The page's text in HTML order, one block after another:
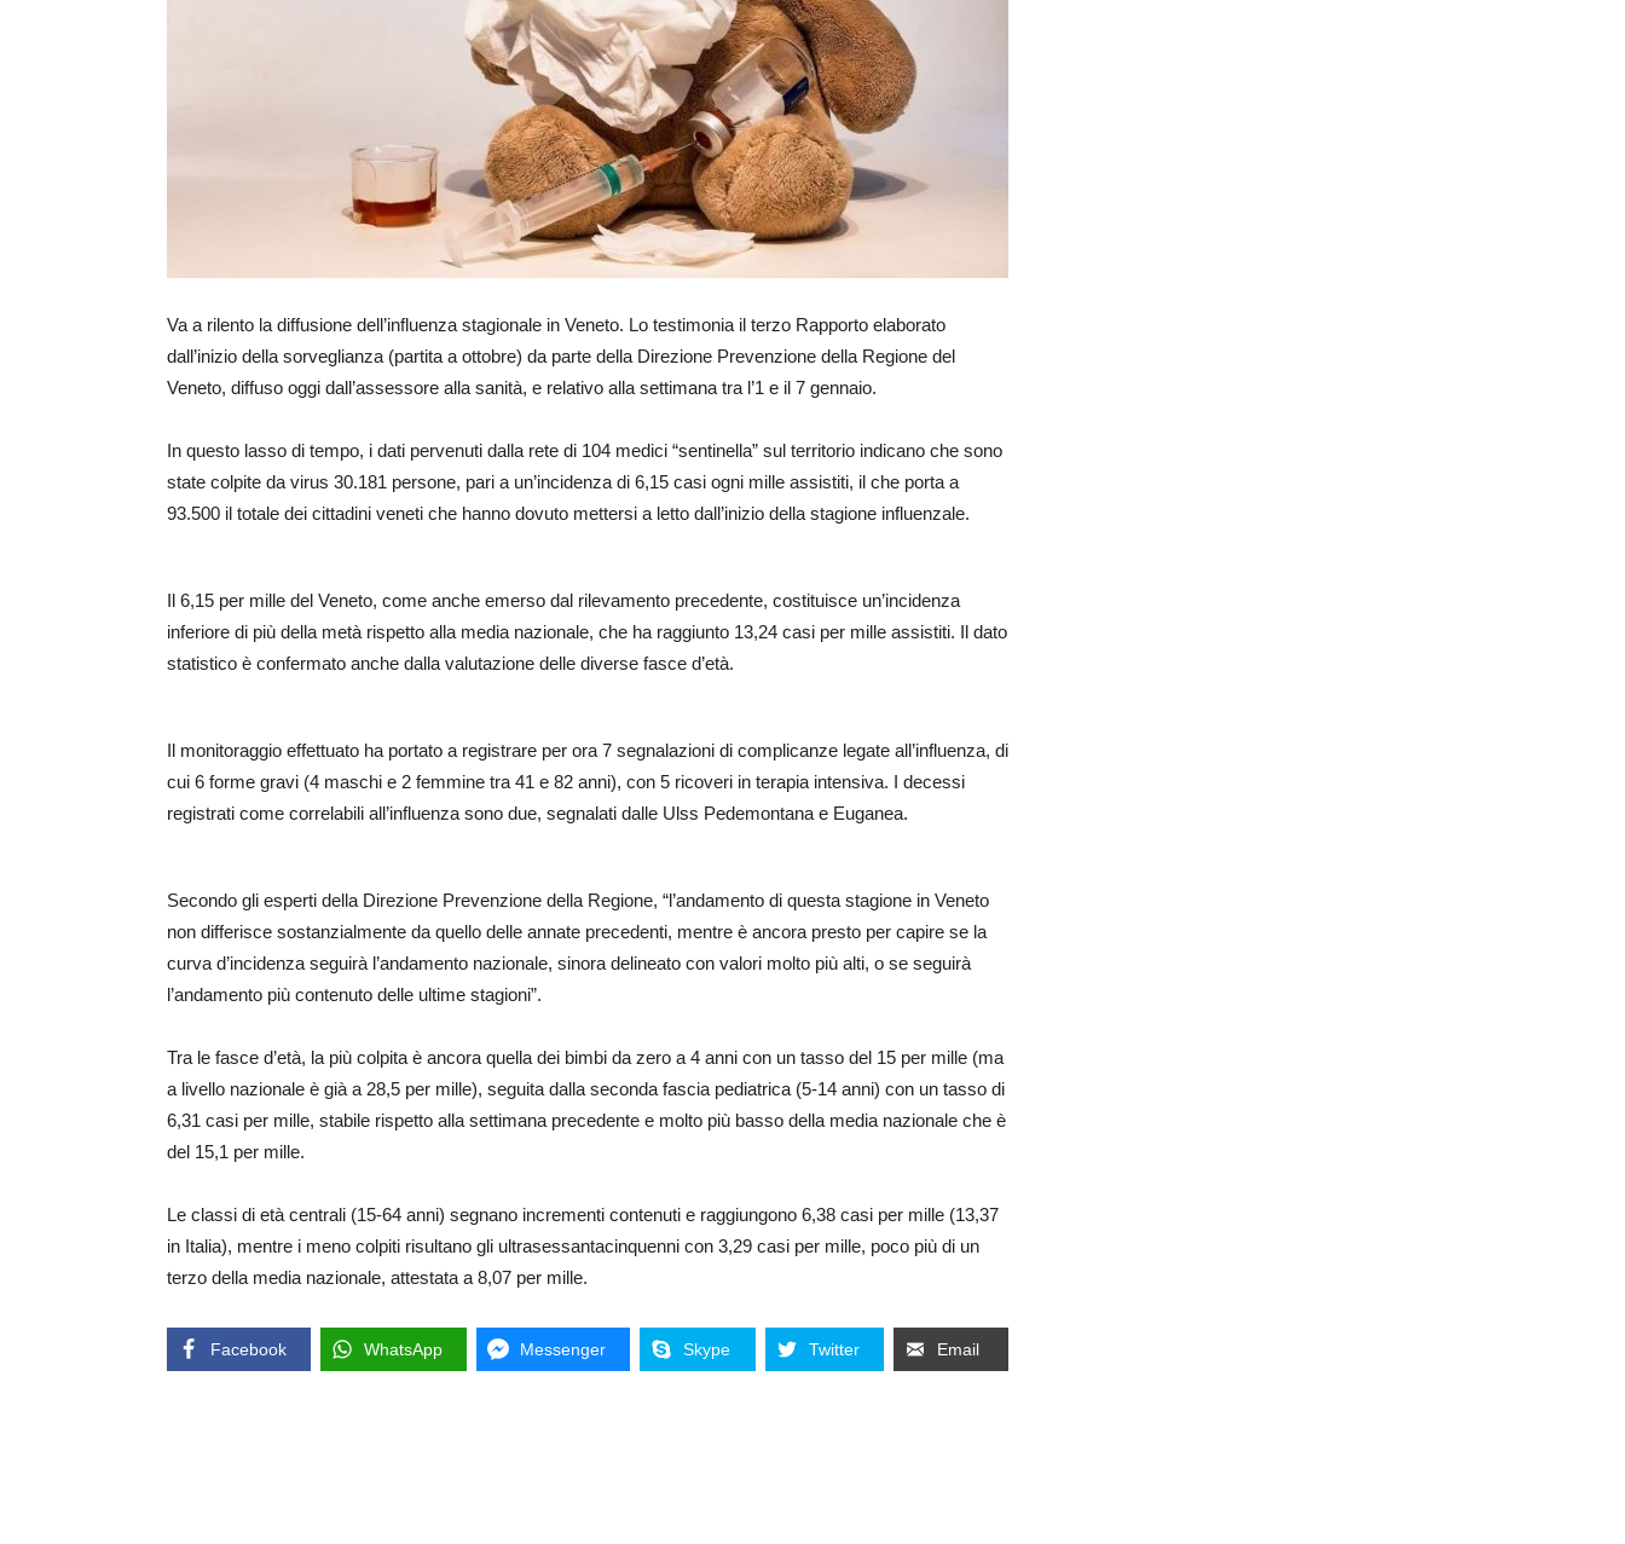
Va a rilento la diffusione dell’influenza stagionale in Veneto. Lo testimonia il terzo Rapporto elaborato
dall’inizio della sorveglianza (partita a ottobre) da parte della Direzione Prevenzione della Regione del
Veneto, diffuso oggi dall’assessore alla sanità, e relativo alla settimana tra l’1 e il 7 gennaio.
In questo lasso di tempo, i dati pervenuti dalla rete di 104 medici “sentinella” sul territorio indicano che sono
state colpite da virus 30.181 persone, pari a un’incidenza di 6,15 casi ogni mille assistiti, il che porta a
93.500 il totale dei cittadini veneti che hanno dovuto mettersi a letto dall’inizio della stagione influenzale.
Il 6,15 per mille del Veneto, come anche emerso dal rilevamento precedente, costituisce un’incidenza
inferiore di più della metà rispetto alla media nazionale, che ha raggiunto 13,24 casi per mille assistiti. Il dato
statistico è confermato anche dalla valutazione delle diverse fasce d’età.
Il monitoraggio effettuato ha portato a registrare per ora 7 segnalazioni di complicanze legate all’influenza, di
cui 6 forme gravi (4 maschi e 2 femmine tra 41 e 82 anni), con 5 ricoveri in terapia intensiva. I decessi
registrati come correlabili all’influenza sono due, segnalati dalle Ulss Pedemontana e Euganea.
Secondo gli esperti della Direzione Prevenzione della Regione, “l’andamento di questa stagione in Veneto
non differisce sostanzialmente da quello delle annate precedenti, mentre è ancora presto per capire se la
curva d’incidenza seguirà l’andamento nazionale, sinora delineato con valori molto più alti, o se seguirà
l’andamento più contenuto delle ultime stagioni”.
Tra le fasce d’età, la più colpita è ancora quella dei bimbi da zero a 4 anni con un tasso del 15 per mille (ma
a livello nazionale è già a 28,5 per mille), seguita dalla seconda fascia pediatrica (5-14 anni) con un tasso di
6,31 casi per mille, stabile rispetto alla settimana precedente e molto più basso della media nazionale che è
del 15,1 per mille.
Le classi di età centrali (15-64 anni) segnano incrementi contenuti e raggiungono 6,38 casi per mille (13,37
in Italia), mentre i meno colpiti risultano gli ultrasessantacinquenni con 3,29 casi per mille, poco più di un
terzo della media nazionale, attestata a 8,07 per mille.
Facebook WhatsApp Messenger Skype Twitter Email